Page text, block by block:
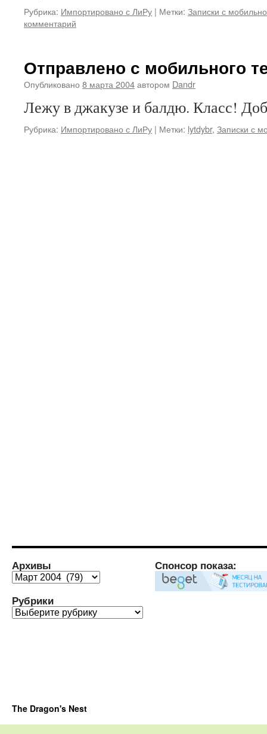
Рубрика: Импортировано с ЛиРу | Метки: Записки с
комментарий
Отправлено с мобильного
Опубликовано 8 марта 2004автором Dandr
Лежу в джакузе и балдю. Класс!
Рубрика: Импортировано с ЛиРу | Метки: lytdybr, Записки с
Архивы
Архивы
Рубрики
Рубрики
Спонсор показа:
The Dragon's Nest